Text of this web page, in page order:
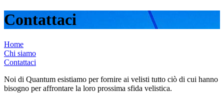
Contattaci
Home
Chi siamo
Contattaci
Noi di Quantum esistiamo per fornire ai velisti tutto ciò di cui hanno
bisogno per affrontare la loro prossima sfida velistica.